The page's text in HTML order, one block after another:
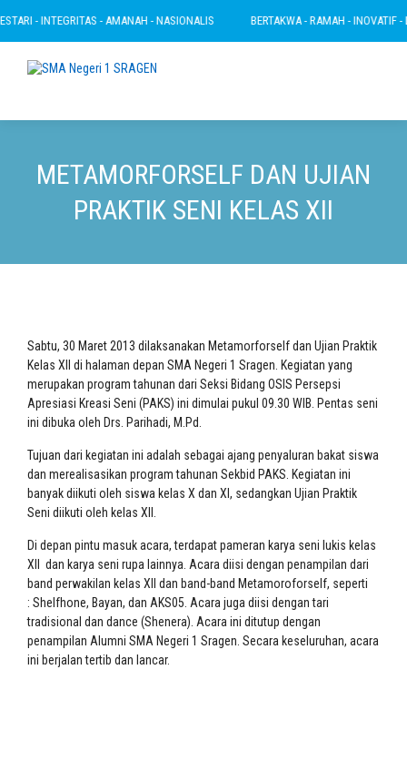
- INTEGRITAS - AMANAH - NASIONALIS BERTAKWA - RAMAH - INOVATIF -
METAMORFORSELF DAN UJIAN
PRAKTIK SENI KELAS XII
Sabtu, 30 Maret 2013 dilaksanakan Metamorforself dan Ujian Praktik
Kelas XII di halaman depan SMA Negeri 1 Sragen. Kegiatan yang
merupakan program tahunan dari Seksi Bidang OSIS Persepsi
Apresiasi Kreasi Seni (PAKS) ini dimulai pukul 09.30 WIB. Pentas seni
ini dibuka oleh Drs. Parihadi, M.Pd.
Tujuan dari kegiatan ini adalah sebagai ajang penyaluran bakat siswa
dan merealisasikan program tahunan Sekbid PAKS. Kegiatan ini
banyak diikuti oleh siswa kelas X dan XI, sedangkan Ujian Praktik
Seni diikuti oleh kelas XII.
Di depan pintu masuk acara, terdapat pameran karya seni lukis kelas
XII dan karya seni rupa lainnya. Acara diisi dengan penampilan dari
band perwakilan kelas XII dan band-band Metamoroforself, seperti
: Shelfhone, Bayan, dan AKS05. Acara juga diisi dengan tari
tradisional dan dance (Shenera). Acara ini ditutup dengan
penampilan Alumni SMA Negeri 1 Sragen. Secara keseluruhan, acara
ini berjalan tertib dan lancar.